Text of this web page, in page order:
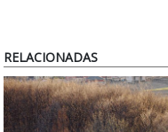
RELACIONADAS